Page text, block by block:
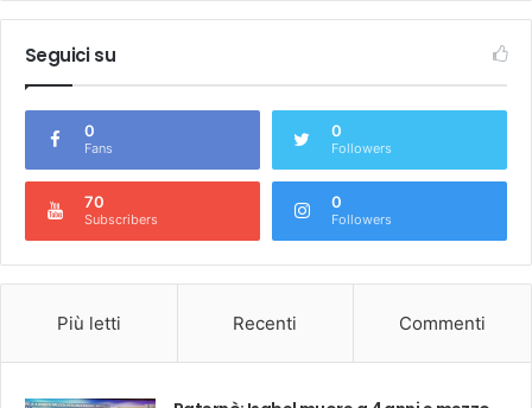
Seguici su
0
Fans
0
Followers
70
Subscribers
0
Followers
Più letti Recenti Commenti